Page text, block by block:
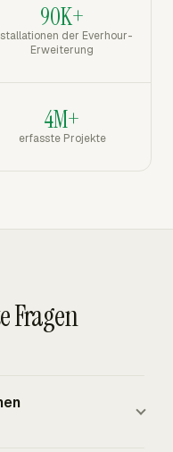
90K+
der Everhour-
Erweiterung
4M+
erfasste Projekte
Fragen